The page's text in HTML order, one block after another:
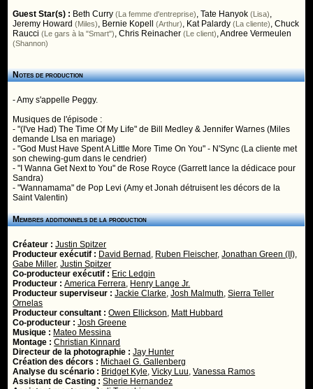
Guest Star(s) : Beth Curry (La femme d'entreprise),Tate Hanyok (Lisa),
Jeremy Howard (Miles), Bernie Kopell (Arthur), Kat Palardy (La cliente),Chuck
Raucci (Le gars à la "Smart"),Chris Reinacher (Le client),Andree Vermeulen
(Shannon)
Notes de production
- Amy s'appelle Peggy.
Musiques de l'épisode :
- "(I've Had) The Time Of My Life" de Bill Medley & Jennifer Warnes (Miles
demande LIsa en mariage)
- "God Must Have Spent A Little More Time On You" - N'Sync (La cliente met
son chewing-gum dans le cendrier)
- "I Wanna Get Next to You" de Rose Royce (Garrett lance la dédicace pour
Sandra)
- "Wannamama" de Pop Levi (Amy et Jonah détruisent les décors de la
Saint Valentin)
Membres additionnels de la production
Créateur :Justin Spitzer
Producteur exécutif : David Bernad , Ruben Fleischer,Jonathan Green (II),
Gabe Miller,Justin Spitzer
Co-producteur exécutif : Eric Ledgin
Producteur :America Ferrera, Henry Lange Jr.
Producteur superviseur :Jackie Clarke,Josh Malmuth,Sierra Teller
Ornelas
Producteur consultant :Owen Ellickson, Matt Hubbard
Co-producteur :Josh Greene
Musique : Mateo Messina
Montage :Christian Kinnard
Directeur de la photographie :Jay Hunter
Création des décors : Michael G. Gallenberg
Analyse du scénario : Bridget Kyle,Vicky Luu,Vanessa Ramos
Assistant de Casting :Sherie Hernandez